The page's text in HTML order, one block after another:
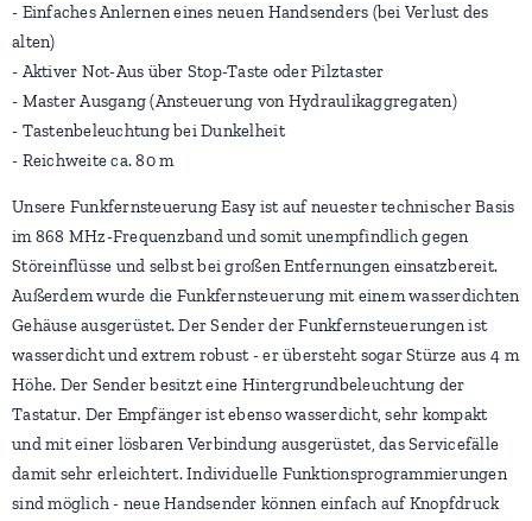
- Einfaches Anlernen eines neuen Handsenders (bei Verlust des
alten)
- Aktiver Not-Aus über Stop-Taste oder Pilztaster
- Master Ausgang (Ansteuerung von Hydraulikaggregaten)
- Tastenbeleuchtung bei Dunkelheit
- Reichweite ca. 80 m
Unsere Funkfernsteuerung Easy ist auf neuester technischer Basis
im 868 MHz-Frequenzband und somit unempfindlich gegen
Störeinflüsse und selbst bei großen Entfernungen einsatzbereit.
Außerdem wurde die Funkfernsteuerung mit einem wasserdichten
Gehäuse ausgerüstet. Der Sender der Funkfernsteuerungen ist
wasserdicht und extrem robust - er übersteht sogar Stürze aus 4 m
Höhe. Der Sender besitzt eine Hintergrundbeleuchtung der
Tastatur. Der Empfänger ist ebenso wasserdicht, sehr kompakt
und mit einer lösbaren Verbindung ausgerüstet, das Servicefälle
damit sehr erleichtert. Individuelle Funktionsprogrammierungen
sind möglich - neue Handsender können einfach auf Knopfdruck